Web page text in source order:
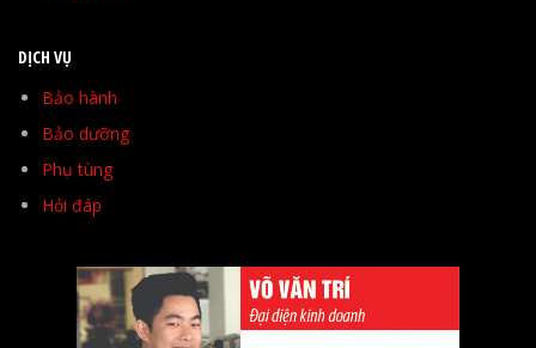
DỊCH VỤ
Bảo hành
Bảo dưỡng
Phụ tùng
Hỏi đáp